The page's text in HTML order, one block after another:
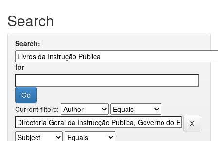
Search
Search:
for
Current filters: